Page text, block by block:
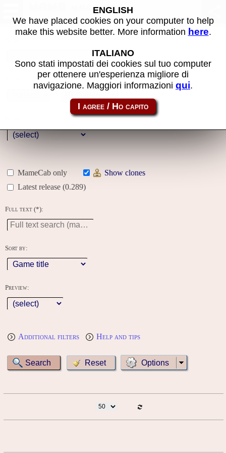
MAME machines
MameCab only
Show clones
Latest release (0.289)
Full text (*):
Sort by:
Preview:
Additional filters Help and tips
Options
ENGLISH
We have placed cookies on your computer to help
make this website better. More information here.
ITALIANO
Sono stati impostati dei cookies sul tuo computer
per ottenere un'esperienza migliore di
navigazione. Maggiori informazioni qui.